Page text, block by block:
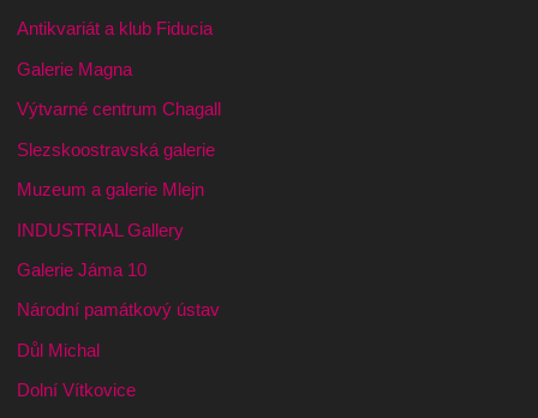
Antikvariát a klub Fiducia
Galerie Magna
Výtvarné centrum Chagall
Slezskoostravská galerie
Muzeum a galerie Mlejn
INDUSTRIAL Gallery
Galerie Jáma 10
Národní památkový ústav
Důl Michal
Dolní Vítkovice